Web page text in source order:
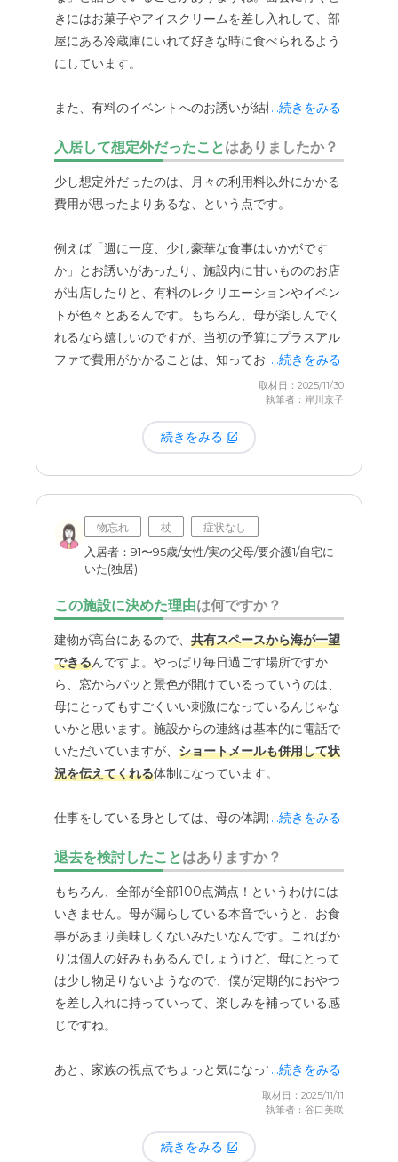
気に救われる部分がありますね。入居時のパンフレ
ットで、 看護師さんが24時間常駐している と知っ
て安心しました。
それに加えて、月に2回ほど、内科など複数の診療
があっても施設内で対応していただけますし、私た
ちが病院に付き添う必要もありません。医療面での
サポート体制がしっかりしているのは、家族として
とても心強いです。
きにはお菓子やアイスクリームを差し入れして、部
屋にある冷蔵庫にいれて好きな時に食べられるよう
にしています。
また、有料のイベントへのお誘いが結構あるので、
いって他の施設への転居を考えたことは一度もあり
ません。立地の良さや環境の素晴らしさといったメ
リットの方が、私たち家族にとってはるかに大きい
...続きをみる
入居して想定外だったことはありましたか？
少し想定外だったのは、月々の利用料以外にかかる
費用が思ったよりあるな、という点です。
例えば「週に一度、少し豪華な食事はいかがです
か」とお誘いがあったり、施設内に甘いもののお店
が出店したりと、有料のレクリエーションやイベン
トが色々とあるんです。もちろん、母が楽しんでく
れるなら嬉しいのですが、当初の予算にプラスアル
ファで費用がかかることは、知っておくと良いかも
...続きをみる
取材日：2025/11/30
執筆者：岸川京子
続きをみる
物忘れ 杖 症状なし
入居者：91〜95歳/女性/実の父母/要介護1/自宅に
いた(独居)
この施設に決めた理由は何ですか？
建物が高台にあるので、 共有スペースから海が一望
できるんですよ。やっぱり毎日過ごす場所ですか
ら、窓からパッと景色が開けているっていうのは、
母にとってもすごくいい刺激になっているんじゃな
いかと思います。施設からの連絡は基本的に電話で
いただいていますが、 ショートメールも併用して状
況を伝えてくれる体制になっています。
仕事をしている身としては、母の体調に変化があっ
有してもらえる仕組みがあるのは、安心に直結しま
すね。基本の食事とは別に、追加料金で
「イベント
食」や「セレクトメニュー」
を選べる案内が定期的
に届きます。
母は普段の食事に少し物足りなさを感じているよう
ですが、こうして別途費用を払うことで、楽しみが
広がる一つの選択肢になっているのかなと思いま
...続きをみる
退去を検討したことはありますか？
もちろん、全部が全部100点満点！というわけには
いきません。母が漏らしている本音でいうと、お食
事があまり美味しくないみたいなんです。こればか
りは個人の好みもあるんでしょうけど、母にとって
は少し物足りないようなので、僕が定期的におやつ
を差し入れに持っていって、楽しみを補っている感
じですね。
あと、家族の視点でちょっと気になっているのは、
スタッフの皆さんがすごく忙しそうだな、という点
です。たぶんケアマネジャーさん一人ひとりが抱え
ている利用者さんの数が多いんじゃないかな。その
せいか、こちらが期待しているほどのこまめなフィ
...続きをみる
取材日：2025/11/11
執筆者：谷口美咲
続きをみる